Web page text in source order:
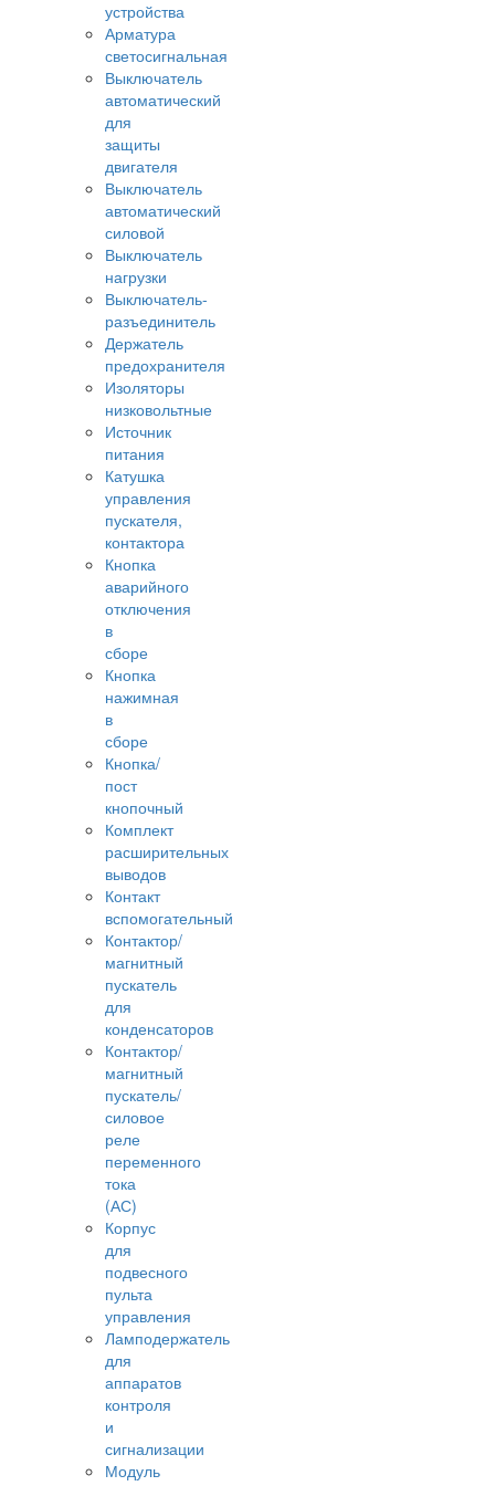
устройства
Арматура
светосигнальная
Выключатель
автоматический
для
защиты
двигателя
Выключатель
автоматический
силовой
Выключатель
нагрузки
Выключатель-
разъединитель
Держатель
предохранителя
Изоляторы
низковольтные
Источник
питания
Катушка
управления
пускателя,
контактора
Кнопка
аварийного
отключения
в
сборе
Кнопка
нажимная
в
сборе
Кнопка/
пост
кнопочный
Комплект
расширительных
выводов
Контакт
вспомогательный
Контактор/
магнитный
пускатель
для
конденсаторов
Контактор/
магнитный
пускатель/
силовое
реле
переменного
тока
(АС)
Корпус
для
подвесного
пульта
управления
Ламподержатель
для
аппаратов
контроля
и
сигнализации
Модуль